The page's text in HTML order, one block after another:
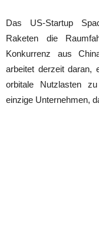
Das US-Startup
Raketen die
Konkurrenz aus
arbeitet derzeit daran,
orbitale Nutzlasten
einzige Unternehmen,